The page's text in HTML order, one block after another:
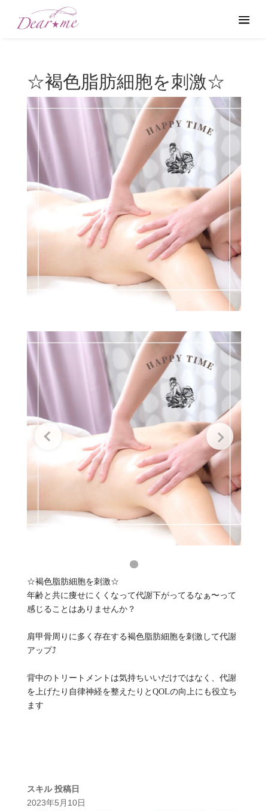
☆褐色脂肪細胞を刺激☆
☆褐色脂肪細胞を刺激☆
年齢と共に痩せにくくなって代謝下がってるなぁ〜って
感じることはありませんか？
肩甲骨周りに多く存在する褐色脂肪細胞を刺激して代謝
アップ⤴️
背中のトリートメントは気持ちいいだけではなく、代謝
を上げたり自律神経を整えたりとQOLの向上にも役立ち
ます
スキル 投稿日
2023年5月10日